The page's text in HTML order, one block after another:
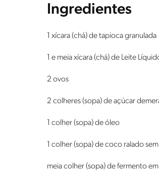
Ingredientes
1 xícara (chá) de tapioca granulada
1 e meia xícara (chá) de Leite
2 ovos
2 colheres (sopa) de açúcar
1 colher (sopa) de óleo
1 colher (sopa) de coco ralado
meia colher (sopa) de fermento